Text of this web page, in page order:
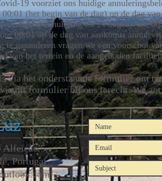
19 voorziet ons huidige
(het begin van de dag) op de dag
bij annulering tot 14 dagen voor
00:01 op de dag van aankomst
te garanderen vragen we een voorschot
van het terrein en de aangeboden
via het onderstaande formulier om
dit formulier bij ons terecht. We
Alfeição 5,
Portugal